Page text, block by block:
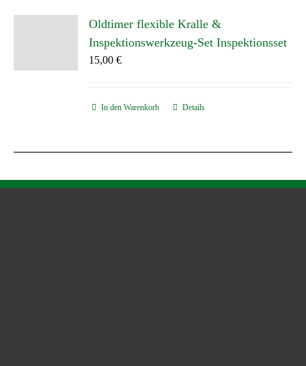
Oldtimer flexible Kralle &
Inspektionswerkzeug-Set Inspektionsset
15,00€
In den Warenkorb Details